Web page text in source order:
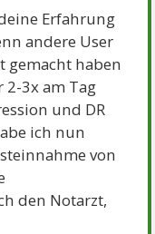
gefühlt als
die erste Woche
wirkt wie alle
ein paar Wochen.
lernen wie es
kann. Das
die
gefährlich wird,
solltest Du
Erfahrung
andere User
gemacht haben
2-3x am Tag
und DR
ich nun
von
den Notarzt,